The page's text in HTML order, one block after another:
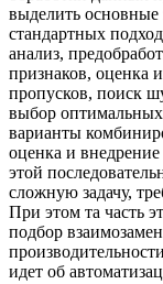
выделить
стандартных
анализ,
признаков, оценка
пропусков, поиск
выбор
варианты
оценка и
этой
сложную задачу,
При этом та часть
подбор
идет об